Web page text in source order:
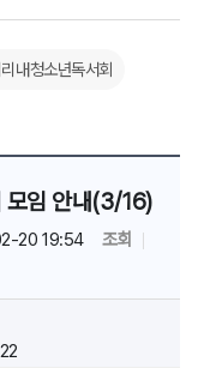
내청소년독서회
모임 안내(3/16)
20 19:54
조회